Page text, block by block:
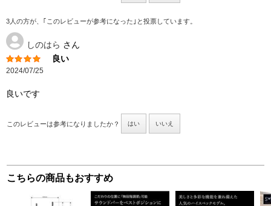
3人の方が、｢このレビューが参考になった｣と投票しています。
しのはら さん
良い
2024/07/25
良いです
このレビューは参考になりましたか？ はい いいえ
こちらの商品もおすすめ